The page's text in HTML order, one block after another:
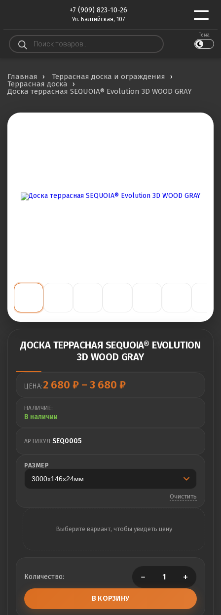
+7 (909) 823-10-26
Ул. Балтийская, 107
Поиск
товаров
Тема
Главная
Террасная доска и ограждения
Террасная доска
Доска террасная SEQUOIA® Evolution 3D WOOD GRAY
ДОСКА ТЕРРАСНАЯ SEQUOIA® EVOLUTION
3D WOOD GRAY
ЦЕНА:2 680 ₽ – 3 680 ₽Диапазон
НАЛИЧИЕ:
В наличии
АРТИКУЛ:SEQ0005
РАЗМЕР
Очистить
Количество: − +
В КОРЗИНУ